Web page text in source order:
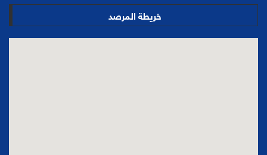
خريطة المرصد